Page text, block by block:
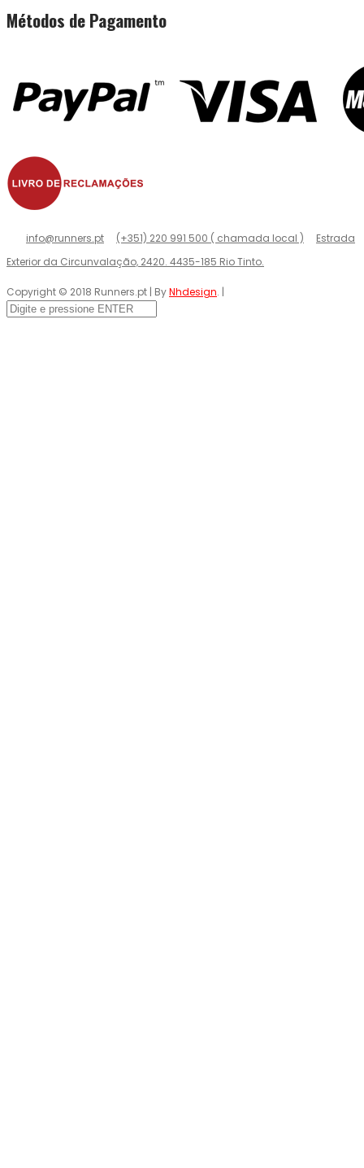
Métodos de Pagamento
info@runners.pt (+351) 220 991 500 ( chamada local )
Estrada
Exterior da Circunvalação, 2420. 4435-185 Rio Tinto.
Copyright © 2018 Runners.pt | ByNhdesign. |